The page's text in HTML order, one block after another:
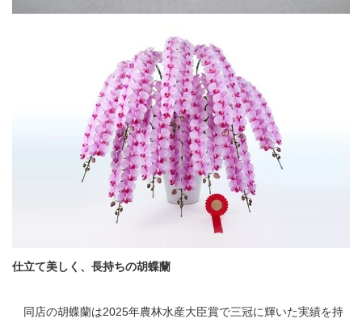
仕立て美しく、長持ちの胡蝶蘭
同店の胡蝶蘭は2025年農林水産大臣賞で三冠に輝いた実績を持